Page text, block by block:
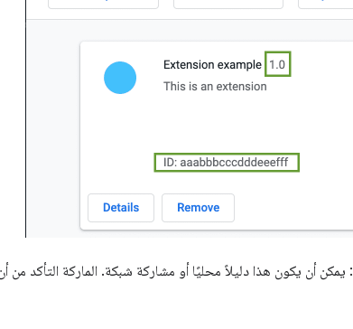
: يمكن أن يكون هذا دليلاً محليًا أو مشاركة شبكة. الماركة التأكد من